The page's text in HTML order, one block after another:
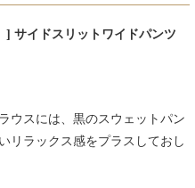
] サイドスリットワイドパンツ
ウスには、黒のスウェットパン
リラックス感をプラスしておし